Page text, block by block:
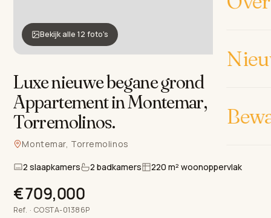
Bekijk alle 12 foto's
Luxe nieuwe begane grond
Appartement in Montemar,
Torremolinos.
Montemar, Torremolinos
2 slaapkamers
2 badkamers 220 m² woonoppervlak
€709,000
Ref. · COSTA-01386P